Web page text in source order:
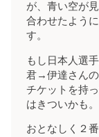
が、青い空が
合わせたよう
す。
もし日本人選
君→伊達さん
チケットを持
はきついかも。
おとなしく２